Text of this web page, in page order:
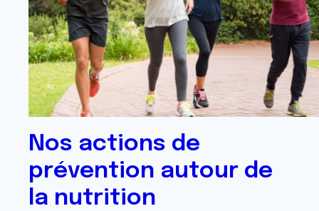
Nos actions de
prévention autour de
la nutrition